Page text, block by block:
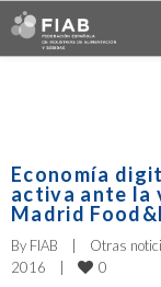
Economía
activa ante la
Madrid
By FIAB Otras
2016
0